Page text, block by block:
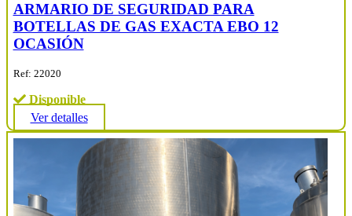
ARMARIO DE SEGURIDAD PARA
BOTELLAS DE GAS EXACTA EBO 12
OCASIÓN
Ref: 22020
Disponible
Ver detalles